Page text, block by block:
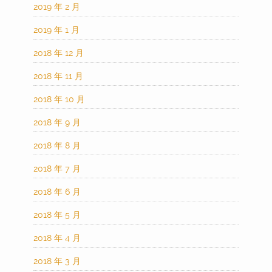
2019 年 2 月
2019 年 1 月
2018 年 12 月
2018 年 11 月
2018 年 10 月
2018 年 9 月
2018 年 8 月
2018 年 7 月
2018 年 6 月
2018 年 5 月
2018 年 4 月
2018 年 3 月